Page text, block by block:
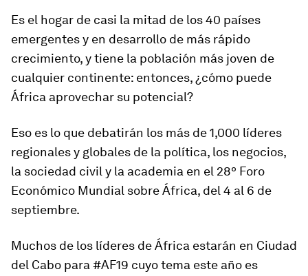
Es el hogar de casi la mitad de los 40 países
emergentes y en desarrollo de más rápido
crecimiento, y tiene la población más joven de
cualquier continente: entonces, ¿cómo puede
África aprovechar su potencial?
Eso es lo que debatirán los más de 1,000 líderes
regionales y globales de la política, los negocios,
la sociedad civil y la academia en el 28º Foro
Económico Mundial sobre África, del 4 al 6 de
septiembre.
Muchos de los líderes de África estarán en Ciudad
del Cabo para #AF19 cuyo tema este año es